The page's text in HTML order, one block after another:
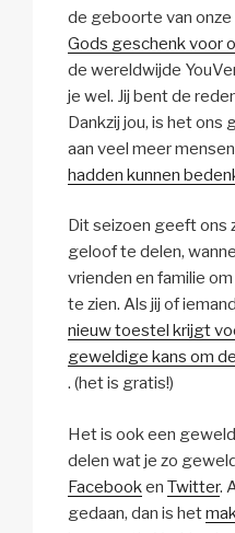
de geboorte van
Gods geschenk voor
de wereldwijde
je wel. Jij bent de
Dankzij jou, is het ons
aan veel meer
hadden kunnen
Dit seizoen geeft ons
geloof te delen,
vrienden en familie
te zien. Als jij of
nieuw toestel krijgt
geweldige kans om
. (het is gratis!)
Het is ook een
delen wat je zo
Facebooken Twitter.
gedaan, dan is het